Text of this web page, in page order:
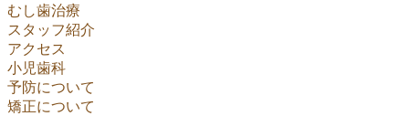
むし歯治療
スタッフ紹介
アクセス
小児歯科
予防について
矯正について